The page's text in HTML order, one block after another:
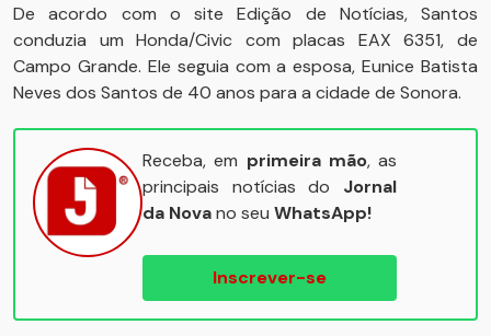
De acordo com o site Edição de Notícias, Santos
conduzia um Honda/Civic com placas EAX 6351, de
Campo Grande. Ele seguia com a esposa, Eunice Batista
Neves dos Santos de 40 anos para a cidade de Sonora.
Receba, em primeira mão, as
principais notícias do Jornal
da Novano seu WhatsApp!
Inscrever-se